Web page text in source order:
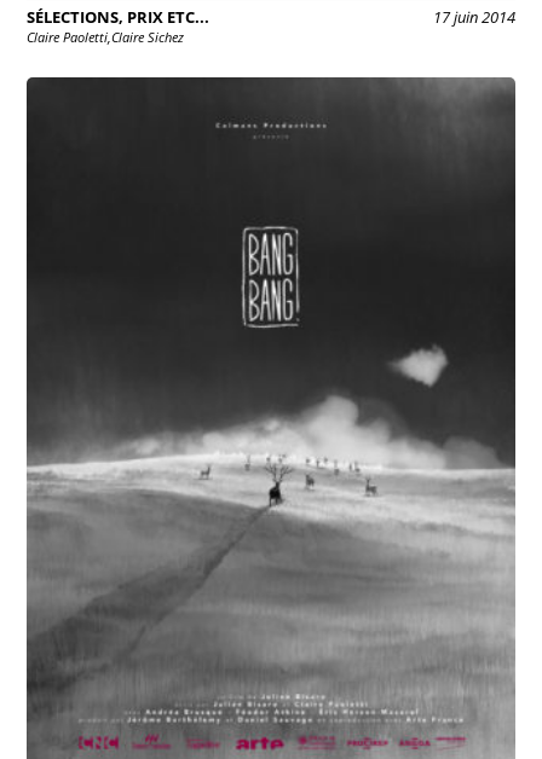
SÉLECTIONS, PRIX ETC... 17 juin 2014
Claire Paoletti,Claire Sichez